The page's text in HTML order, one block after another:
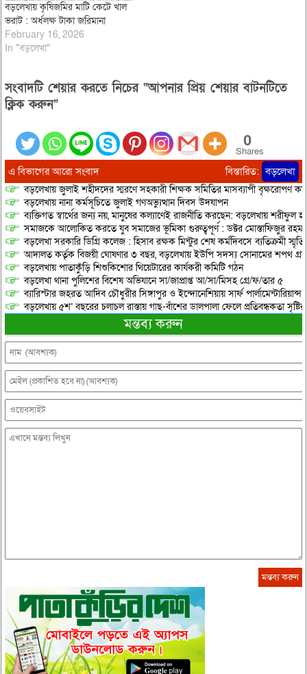
বড়লেখায় কৃষিজমির মাটি কেটে খাল
ভরাট : অর্ধলক্ষ টাকা জরিমানা
February 16, 2026
In "বড়লেখা"
সংবাদটি শেয়ার করতে নিচের “আপনার প্রিয় শেয়ার বাটনটিতে
ক্লিক করুন”
0
Shares
এ বিভাগের আরো সংবাদ বিস্তারিত: বড়লেখা
বড়লেখায় জুলাই শহীদদের স্মরণে সহকারী শিক্ষক সমিতির মাসব্যাপী বৃক্ষরোপণ
বড়লেখায় নানা কর্মসূচিতে জুলাই গণঅভ্যুত্থান দিবস উদযাপন
ব্যক্তিগত স্বার্থের জন্য নয়, মানুষের কল্যাণেই রাজনীতি করছেন: বড়লেখায় শরীফুল
সমাজকে আলোকিত করতে যুব সমাজের ভূমিকা গুরুত্বপূর্ণ : ডক্টর মোস্তাফিজুর
বড়লেখা সরকারি ডিগ্রি কলেজ : হিসাব রক্ষক মিন্টুর শেষ কর্মদিবসে ব্যতিক্রমী
আদালত কর্তৃক বিজয়ী ঘোষণার ৩ বছর, বড়লেখায় ইউপি সদস্য সোনামের শপথ
বড়লেখায় পাতাকুঁড়ি শিশুকিশোর থিয়েটারের কার্যকরী কমিটি গঠন
বড়লেখা থানা পুলিশের বিশেষ অভিযানে সা/জাপ্রাপ্ত আ/সা/মিসহ গ্রে/ফ/তার ৫
ব্যারিস্টার জহরত আদিব চৌধুরীর সিঙ্গাপুর ও ইন্দোনেশিয়ায় সার্ফ পার্লামেন্টারিয়ান্স
বড়লেখায় ৫শ’ বছরের চলাচল রাস্তায় গাছ-বাঁশের ডালপালা ফেলে প্রতিবন্ধকতা
মন্তব্য করুন